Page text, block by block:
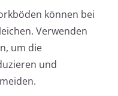
können bei
Verwenden
um die
und